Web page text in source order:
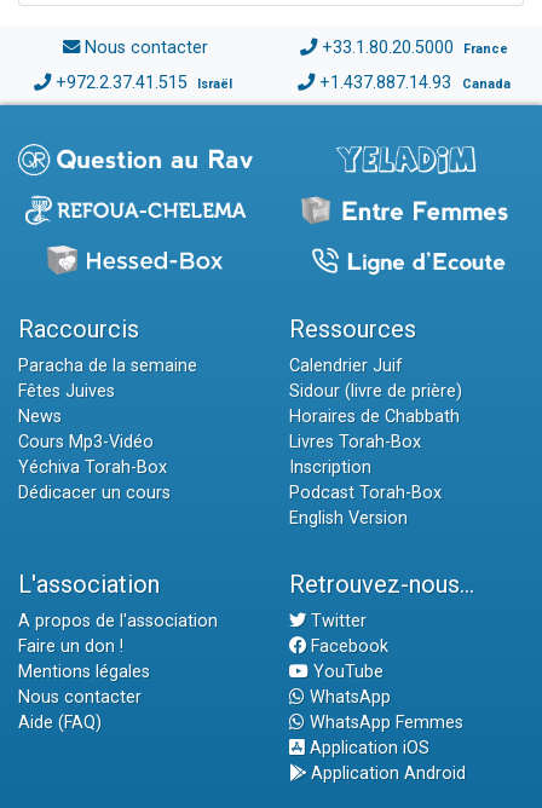
Nous contacter +33.1.80.20.5000 France
+972.2.37.41.515 Israël +1.437.887.14.93 Canada
Raccourcis
Paracha de la semaine
Fêtes Juives
News
Cours Mp3-Vidéo
Yéchiva Torah-Box
Dédicacer un cours
Ressources
Calendrier Juif
Sidour (livre de prière)
Horaires de Chabbath
Livres Torah-Box
Inscription
Podcast Torah-Box
English Version
L'association
A propos de l'association
Faire un don !
Mentions légales
Nous contacter
Aide (FAQ)
Retrouvez-nous...
Twitter
Facebook
YouTube
WhatsApp
WhatsApp Femmes
Application iOS
Application Android